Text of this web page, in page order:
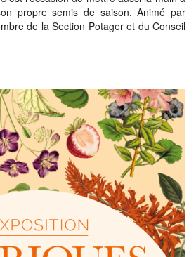
propre semis de saison. Animé par
de la Section Potager et du Conseil